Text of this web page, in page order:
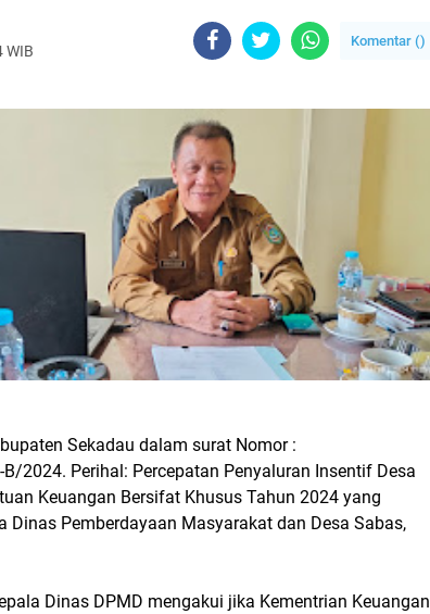
WIB
Komentar ()
Sekadau dalam surat Nomor :
2024. Perihal: Percepatan Penyaluran Insentif Desa
Keuangan Bersifat Khusus Tahun 2024 yang
Dinas Pemberdayaan Masyarakat dan Desa Sabas,
Dinas DPMD mengakui jika Kementrian Keuangan